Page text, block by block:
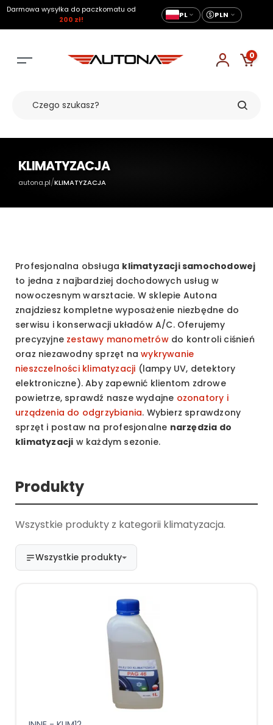
Darmowa wysyłka do paczkomatu od
200 zł!
PL PLN
0
KLIMATYZACJA
autona.pl/KLIMATYZACJA
Profesjonalna obsługa klimatyzacji samochodowej
to jedna z najbardziej dochodowych usług w
nowoczesnym warsztacie. W sklepie Autona
znajdziesz kompletne wyposażenie niezbędne do
serwisu i konserwacji układów A/C. Oferujemy
precyzyjne zestawy manometrówdo kontroli ciśnień
oraz niezawodny sprzęt nawykrywanie
nieszczelności klimatyzacji (lampy UV, detektory
elektroniczne). Aby zapewnić klientom zdrowe
powietrze, sprawdź nasze wydajne ozonatory i
urządzenia do odgrzybiania. Wybierz sprawdzony
sprzęt i postaw na profesjonalne narzędzia do
klimatyzacji w każdym sezonie.
Produkty
Wszystkie produkty z kategorii klimatyzacja.
Wszystkie produkty